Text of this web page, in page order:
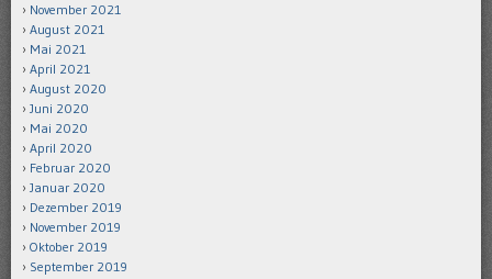
November 2021
August 2021
Mai 2021
April 2021
August 2020
Juni 2020
Mai 2020
April 2020
Februar 2020
Januar 2020
Dezember 2019
November 2019
Oktober 2019
September 2019